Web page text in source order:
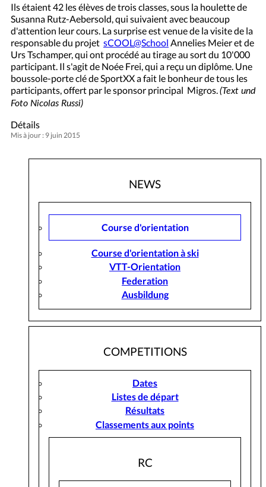
Ils étaient 42 les élèves de trois classes, sous la houlette de
Susanna Rutz-Aebersold, qui suivaient avec beaucoup
d'attention leur cours. La surprise est venue de la visite de la
responsable du projet sCOOL@School Annelies Meier et de
Urs Tschamper, qui ont procédé au tirage au sort du 10'000
participant. Il s'agit de Noée Frei, qui a reçu un diplôme. Une
boussole-porte clé de SportXX a fait le bonheur de tous les
participants, offert par le sponsor principal Migros. (Text und
Foto Nicolas Russi)
Détails
Mis à jour : 9 juin 2015
NEWS
Course d'orientation
Course d'orientation à ski
VTT-Orientation
Federation
Ausbildung
COMPETITIONS
Dates
Listes de départ
Résultats
Classements aux points
RC